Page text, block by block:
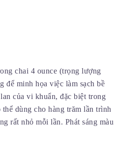
chai 4 ounce (trọng lượng
để minh họa việc làm sạch bề
của vi khuẩn, đặc biệt trong
dùng cho hàng trăm lần trình
rất nhỏ mỗi lần. Phát sáng màu